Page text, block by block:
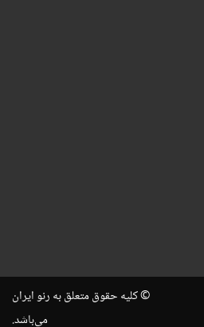
© کلیه حقوق متعلق به رنو ایران
می‌باشد.